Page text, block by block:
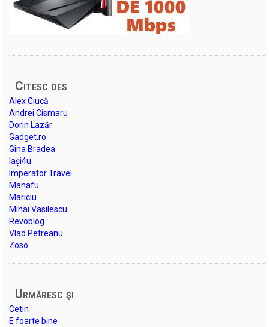
Citesc des
Alex Ciucă
Andrei Cismaru
Dorin Lazăr
Gadget.ro
Gina Bradea
Iași4u
Imperator Travel
Manafu
Mariciu
Mihai Vasilescu
Revoblog
Vlad Petreanu
Zoso
Urmăresc şi
Cetin
E foarte bine